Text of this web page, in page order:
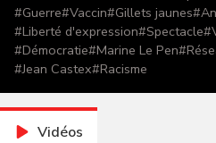
#Guerre#Vaccin#Gillets jaunes#
#Liberté d'expression#Spectacle#
#Démocratie#Marine Le Pen#
#Jean Castex#Racisme
Vidéos